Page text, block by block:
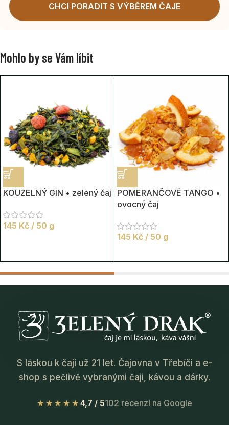
CHCI PORADIT S VÝBĚREM ČAJE
Mohlo by se Vám líbit
KOUZELNÝ GIN • zelený čaj
145 Kč / 50 g
POMERANČOVÉ TANGO •
ovocný čaj
145 Kč / 50 g
S láskou k čaji už 21 let. Čajovna v Třebíči a e-
shop s pečlivě vybranými čaji, kávou a dárky.
★★★★★ 4,7 / 5102 recenzí na Google